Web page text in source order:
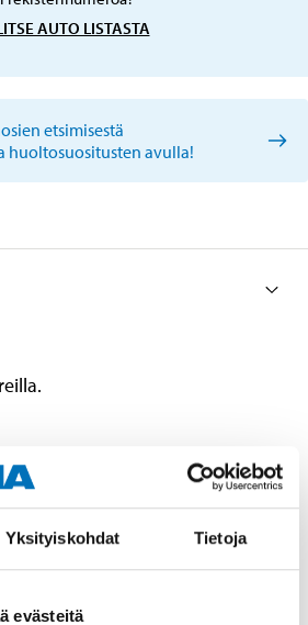
Yksityiskohdat Tietoja
evästeitä
AUTO LISTASTA
etsimisestä
huoltosuositusten avulla!